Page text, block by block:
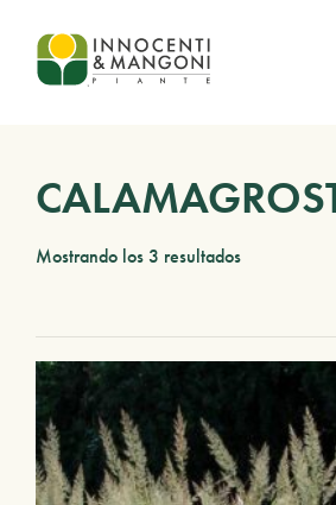
Skip to main content
Mostrando los 3 resultados